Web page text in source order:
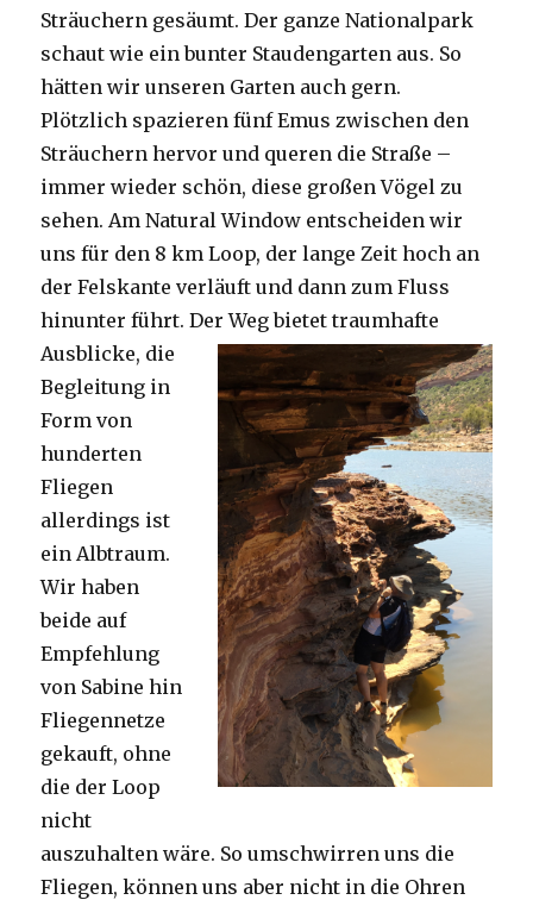
Sträuchern gesäumt. Der ganze Nationalpark
schaut wie ein bunter Staudengarten aus. So
hätten wir unseren Garten auch gern.
Plötzlich spazieren fünf Emus zwischen den
Sträuchern hervor und queren die Straße –
immer wieder schön, diese großen Vögel zu
sehen. Am Natural Window entscheiden wir
uns für den 8 km Loop, der lange Zeit hoch an
der Felskante verläuft und dann zum Fluss
hinunter führt. Der Weg bietet traumhafte
Ausblicke, die
Begleitung in
Form von
hunderten
Fliegen
allerdings ist
ein Albtraum.
Wir haben
beide auf
Empfehlung
von Sabine hin
Fliegennetze
gekauft, ohne
die der Loop
nicht
auszuhalten wäre. So umschwirren uns die
Fliegen, können uns aber nicht in die Ohren